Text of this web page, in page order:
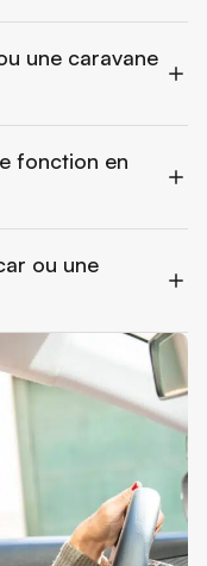
une caravane
fonction en
ou une